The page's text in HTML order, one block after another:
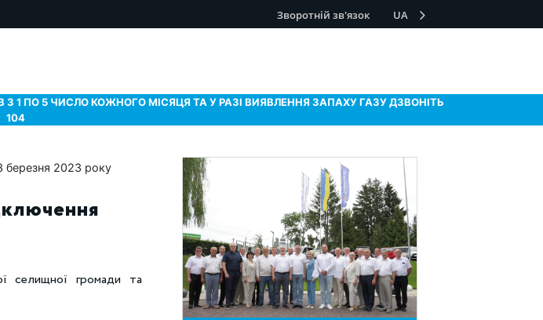
Зворотній зв'язок UA
ПО 5 ЧИСЛО КОЖНОГО МІСЯЦЯ ТА У РАЗІ ВИЯВЛЕННЯ ЗАПАХУ ГАЗУ ДЗВОНІТЬ
104
селищної громади та